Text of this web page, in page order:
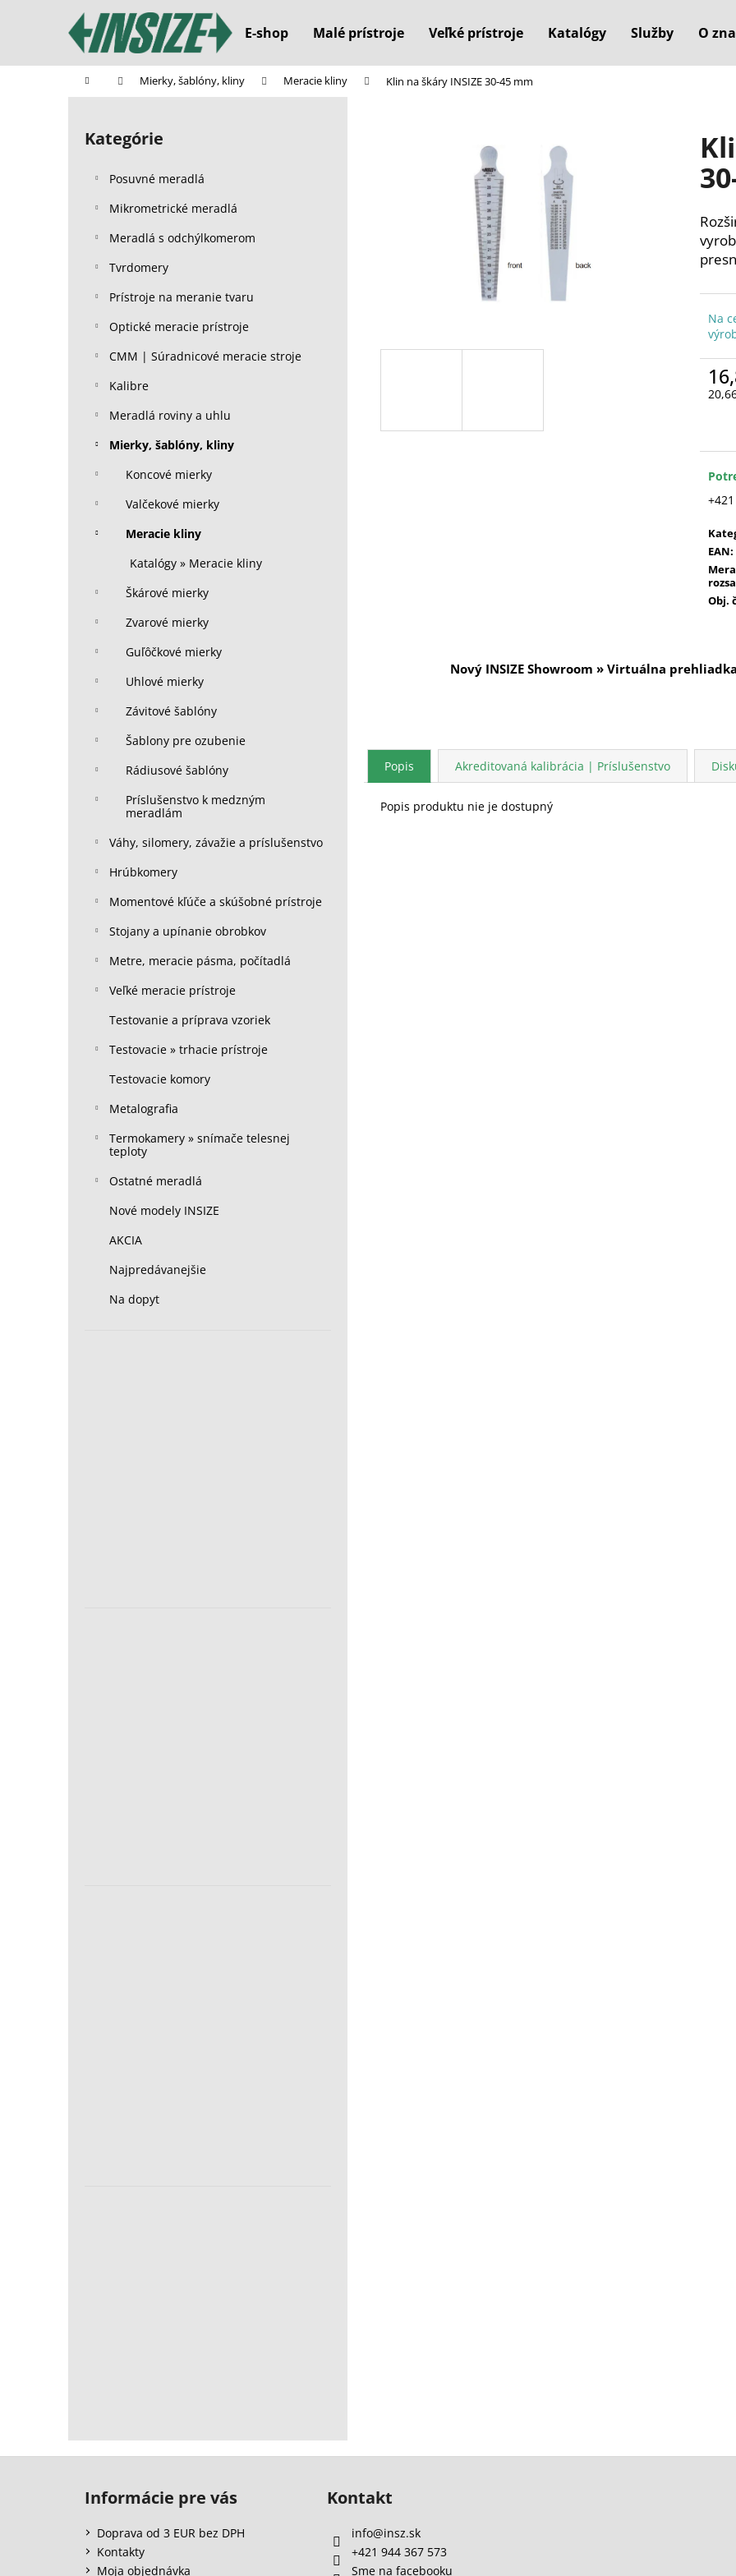
E-shop Malé prístroje Veľké prístroje Katalógy Služby O
Domov Mierky, šablóny, kliny Meracie kliny Klin na škáry INSIZE 30-45 mm
B
Preskočiť
kategórie
Kategórie
Posuvné meradlá
Mikrometrické meradlá
Meradlá s odchýlkomerom
Tvrdomery
Prístroje na meranie tvaru
Optické meracie prístroje
CMM | Súradnicové meracie stroje
Kalibre
Meradlá roviny a uhlu
Mierky, šablóny, kliny
Koncové mierky
Valčekové mierky
Meracie kliny
Katalógy » Meracie kliny
Škárové mierky
Zvarové mierky
Guľôčkové mierky
Uhlové mierky
Závitové šablóny
Šablony pre ozubenie
Rádiusové šablóny
Príslušenstvo k medzným
meradlám
Váhy, silomery, závažie a príslušenstvo
Hrúbkomery
Momentové kľúče a skúšobné prístroje
Stojany a upínanie obrobkov
Metre, meracie pásma, počítadlá
Veľké meracie prístroje
Testovanie a príprava vzoriek
Testovacie » trhacie prístroje
Testovacie komory
Metalografia
Termokamery » snímače telesnej
teploty
Ostatné meradlá
Nové modely INSIZE
AKCIA
Najpredávanejšie
Na dopyt
Na
EAN:
Obj.
Nový INSIZE Showroom » Virtuálna
Popis Akreditovaná kalibrácia | Príslušenstvo
Popis produktu nie je dostupný
í
Späť
do
Späť
do
Čo potrebujete nájsť?
Odporúčame
Informácie pre vás
Doprava od 3 EUR bez DPH
Kontakty
Moja objednávka
Kontakt
info@insz.sk
+421 944 367 573
Sme na facebooku